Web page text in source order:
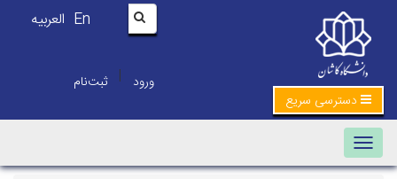
En العربیه
ورود | ثبت‌نام
دسترسی سریع
Toggle navigation